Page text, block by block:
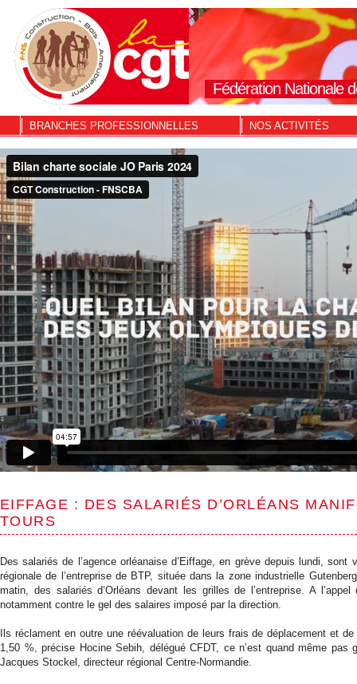
Fédération Nationale
BRANCHES PROFESSIONNELLES NOS ACTIVITÉS
EIFFAGE : DES SALARIÉS D’ORLÉANS
TOURS
Des salariés de l’agence orléanaise d’Eiffage, en grève depuis lundi,
régionale de l’entreprise de BTP, située dans la zone industrielle
matin, des salariés d’Orléans devant les grilles de l’entreprise. A
notamment contre le gel des salaires imposé par la direction.
Ils réclament en outre une réévaluation de leurs frais de déplacement et
1,50 %, précise Hocine Sebih, délégué CFDT, ce n’est quand même pas
Jacques Stockel, directeur régional Centre-Normandie.